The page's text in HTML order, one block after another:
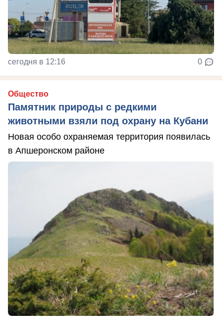
сегодня в 12:16 0
Общество
Памятник природы с редкими
животными взяли под охрану на Кубани
Новая особо охраняемая территория появилась
в Апшеронском районе